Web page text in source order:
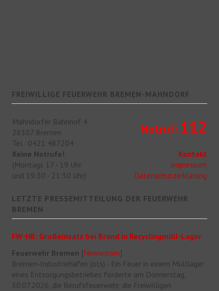
FREIWILLIGE FEUERWEHR BREMEN-MAHNDORF
Mahndorfer Bahnhof 4
28307 Bremen
Tel.: 0421 487204
Keine Notrufe!
(Montags 17 - 19 Uhr
und 19:30 - 21:30 Uhr)
Notruf: 112
Kontakt
Impressum
Datenschutzerklärung
LETZTE PRESSEMITTEILUNG DER FEUERWEHR
BREMEN
FW-HB: Großeinsatz bei Brand in Recyclingmüll-Lager
Feuerwehr Bremen [Newsroom]
Bremen-Industriehäfen (ots) - Ein Feuer in einem Mülllager
eines Entsorgungsbetriebes forderte am Donnerstag,
30.07.2026, die Berufsfeuerwehr, die Freiwilligen